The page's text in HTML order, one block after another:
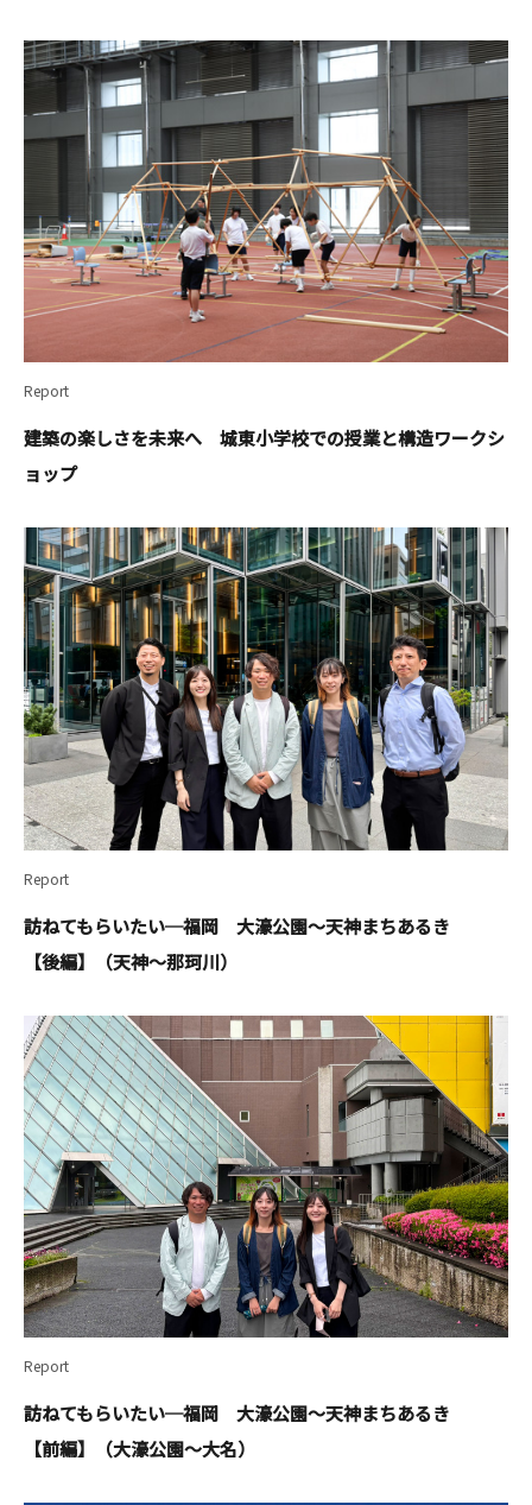
Report
建築の楽しさを未来へ 城東小学校での授業と構造ワークシ
ョップ
Report
訪ねてもらいたい─福岡 大濠公園～天神まちあるき
【後編】（天神～那珂川）
Report
訪ねてもらいたい─福岡 大濠公園～天神まちあるき
【前編】（大濠公園～大名）